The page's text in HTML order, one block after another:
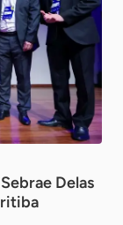
Delas